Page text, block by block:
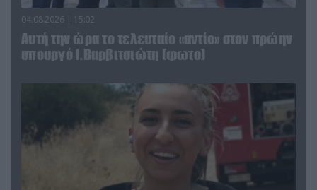
04.08.2026 | 15:02
Αυτή την ώρα το τελευταίο «αντίο» στον πρώην
υπουργό Ι.Βαρβιτσιώτη (φωτο)